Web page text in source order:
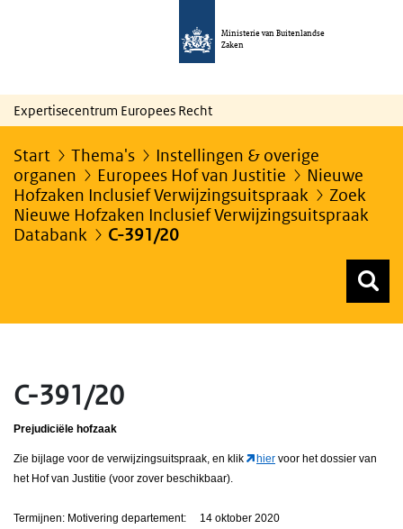
Ministerie van Buitenlandse
Zaken
Expertisecentrum Europees Recht
Start Thema's
Instellingen & overige
organen
Europees Hof van Justitie
Nieuwe
Hofzaken Inclusief Verwijzingsuitspraak
Zoek
Nieuwe Hofzaken Inclusief Verwijzingsuitspraak
Databank
C-391/20
C-391/20
Prejudiciële hofzaak
Zie bijlage voor de verwijzingsuitspraak, en klik hier voor het dossier van
het Hof van Justitie (voor zover beschikbaar).
Termijnen: Motivering departement: 14 oktober 2020